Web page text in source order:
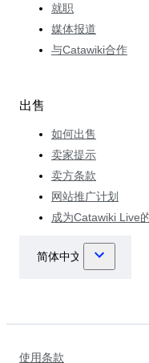
就职
媒体报道
与Catawiki合作
出售
如何出售
卖家提示
卖方条款
网站推广计划
成为Catawiki Live
使用条款